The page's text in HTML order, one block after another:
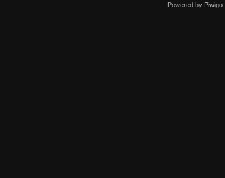
Powered by Piwigo